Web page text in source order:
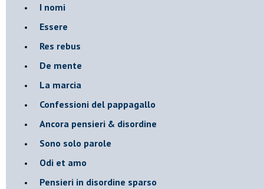
I nomi
Essere
Res rebus
De mente
La marcia
Confessioni del pappagallo
Ancora pensieri & disordine
Sono solo parole
Odi et amo
Pensieri in disordine sparso